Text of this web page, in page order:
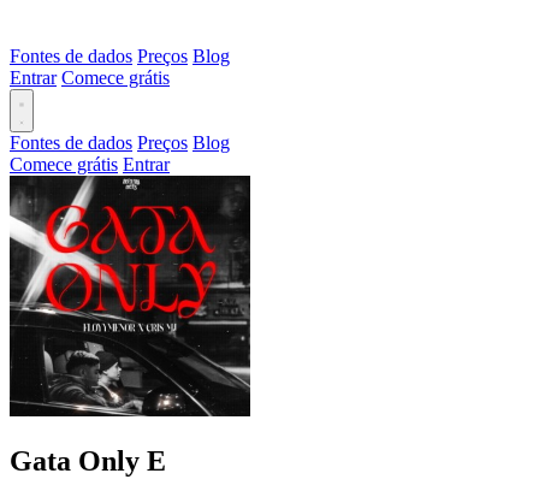
Fontes de dados Preços Blog
Entrar Comece grátis
Fontes de dados Preços Blog
Comece grátis Entrar
Gata Only E